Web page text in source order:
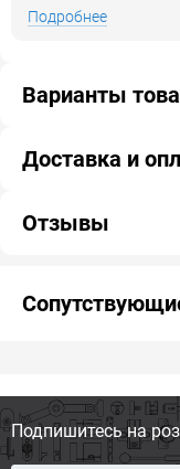
Подробнее
Варианты
Доставка и
Отзывы
Подпишитесь на